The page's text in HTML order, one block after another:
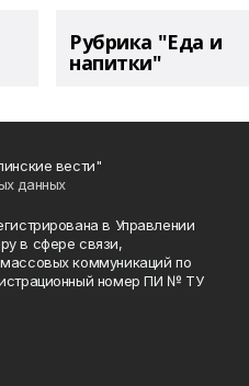
Рубрика "Еда и
напитки"
вести"
данных
в Управлении
в сфере связи,
коммуникаций по
номер ПИ № ТУ